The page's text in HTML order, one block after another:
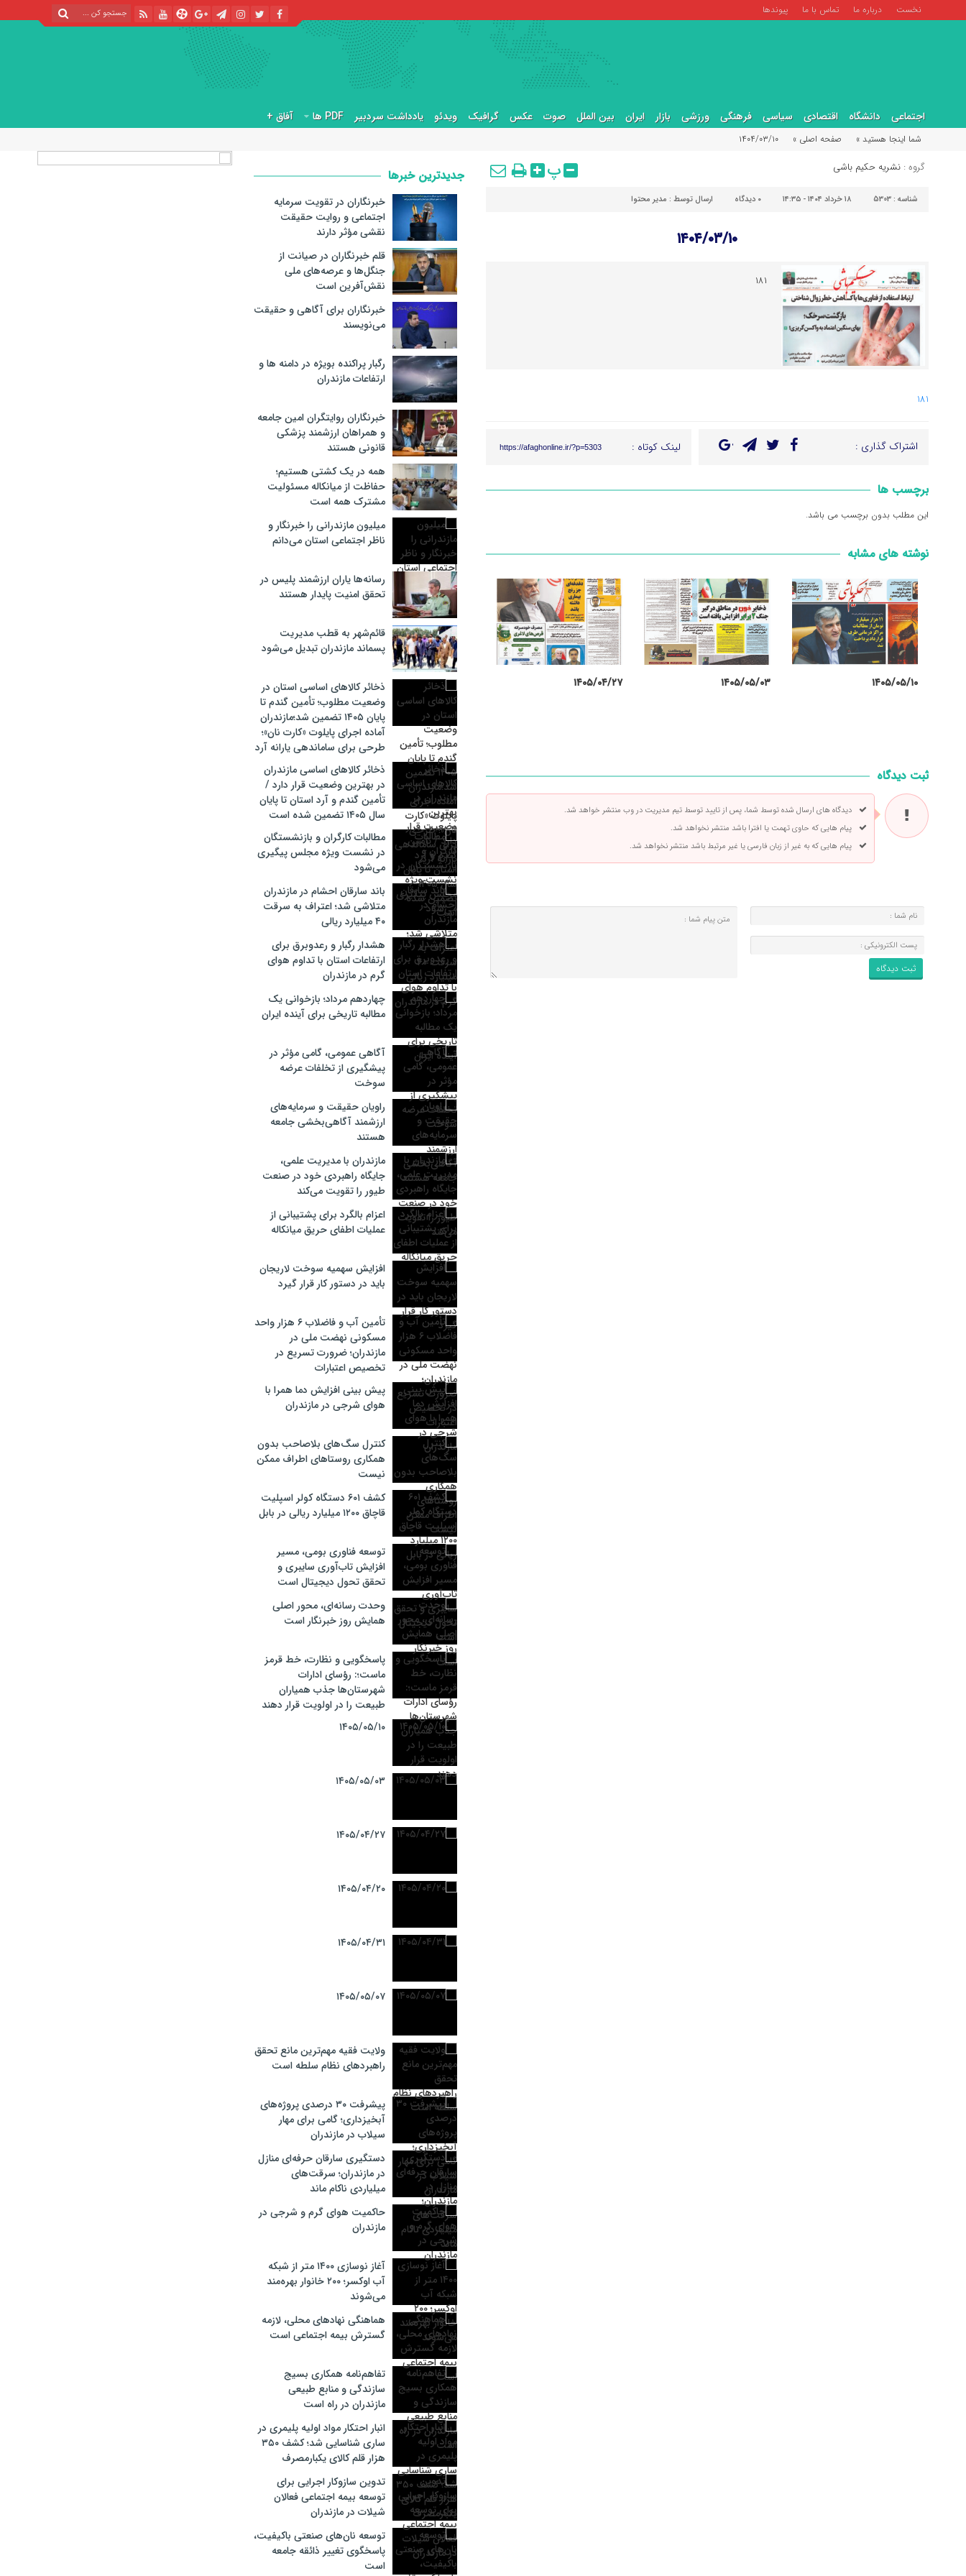
نخست درباره ما تماس با ما پیوندها
اجتماعی دانشگاه اقتصادی سیاسی فرهنگی ورزشی بازار ایران بین الملل صوت عکس گرافیک ویدئو یادداشت سردبیر PDF ها آفاق +
شما اینجا هستید » صفحه اصلی » ۱۴۰۴/۰۳/۱۰
گروه : نشریه حکیم باشی پ
شناسه : 5303 ۱۸ خرداد ۱۴۰۴ - ۱۴:۳۵ ۰ دیدگاه ارسال توسط : مدیر محتوا
۱۴۰۴/۰۳/۱۰
۱۸۱
181
اشتراک گذاری : لینک کوتاه : https://afaghonline.ir/?p=5303
برچسب ها
این مطلب بدون برچسب می باشد.
نوشته های مشابه
۱۴۰۵/۰۵/۱۰ ۱۴۰۵/۰۵/۰۳ ۱۴۰۵/۰۴/۲۷
ثبت دیدگاه
دیدگاه های ارسال شده توسط شما، پس از تایید توسط تیم مدیریت در وب منتشر خواهد شد.
پیام هایی که حاوی تهمت یا افترا باشد منتشر نخواهد شد.
پیام هایی که به غیر از زبان فارسی یا غیر مرتبط باشد منتشر نخواهد شد.
جدیدترین خبرها
خبرنگاران در تقویت سرمایه
اجتماعی و روایت حقیقت
نقشی مؤثر دارند
قلم خبرنگاران در صیانت از
جنگل‌ها و عرصه‌های ملی
نقش‌آفرین است
خبرنگاران برای آگاهی و حقیقت
می‌نویسند
رگبار پراکنده بویژه در دامنه ها و
ارتفاعات مازندران
خبرنگاران روایتگران امین جامعه
و همراهان ارزشمند پزشکی
قانونی هستند
همه در یک کشتی هستیم؛
حفاظت از میانکاله مسئولیت
مشترک همه است
میلیون مازندرانی را خبرنگار و
ناظر اجتماعی استان می‌دانم
رسانه‌ها یاران ارزشمند پلیس در
تحقق امنیت پایدار هستند
قائم‌شهر به قطب مدیریت
پسماند مازندران تبدیل می‌شود
ذخائر کالاهای اساسی استان در
وضعیت مطلوب؛ تأمین گندم تا
پایان ۱۴۰۵ تضمین شد؛مازندران
آماده اجرای پایلوت «کارت نان»؛
طرحی برای ساماندهی یارانه آرد
ذخائر کالاهای اساسی مازندران
در بهترین وضعیت قرار دارد /
تأمین گندم و آرد استان تا پایان
سال ۱۴۰۵ تضمین شده است
مطالبات کارگران و بازنشستگان
در نشست ویژه مجلس پیگیری
می‌شود
باند سارقان احشام در مازندران
متلاشی شد؛ اعتراف به سرقت
۴۰ میلیارد ریالی
هشدار رگبار و رعدوبرق برای
ارتفاعات استان با تداوم هوای
گرم در مازندران
چهاردهم مرداد؛ بازخوانی یک
مطالبه تاریخی برای آینده ایران
آگاهی عمومی، گامی مؤثر در
پیشگیری از تخلفات عرضه
سوخت
راویان حقیقت و سرمایه‌های
ارزشمند آگاهی‌بخشی جامعه
هستند
مازندران با مدیریت علمی،
جایگاه راهبردی خود در صنعت
طیور را تقویت می‌کند
اعزام بالگرد برای پشتیبانی از
عملیات اطفای حریق میانکاله
افزایش سهمیه سوخت لاریجان
باید در دستور کار قرار گیرد
تأمین آب و فاضلاب ۶ هزار واحد
مسکونی نهضت ملی در
مازندران؛ ضرورت تسریع در
تخصیص اعتبارات
پیش بینی افزایش دما همرا با
هوای شرجی در مازندران
کنترل سگ‌های بلاصاحب بدون
همکاری روستاهای اطراف ممکن
نیست
کشف ۶۰۱ دستگاه کولر اسپلیت
قاچاق ۱۲۰۰ میلیارد ریالی در بابل
توسعه فناوری بومی، مسیر
افزایش تاب‌آوری سایبری و
تحقق تحول دیجیتال است
وحدت رسانه‌ای، محور اصلی
همایش روز خبرنگار است
پاسخگویی و نظارت، خط قرمز
ماست؛: رؤسای ادارات
شهرستان‌ها جذب همیاران
طبیعت را در اولویت قرار دهند
۱۴۰۵/۰۵/۱۰
۱۴۰۵/۰۵/۰۳
۱۴۰۵/۰۴/۲۷
۱۴۰۵/۰۴/۲۰
۱۴۰۵/۰۴/۳۱
۱۴۰۵/۰۵/۰۷
ولایت فقیه مهم‌ترین مانع تحقق
راهبردهای نظام سلطه است
پیشرفت ۳۰ درصدی پروژه‌های
آبخیزداری؛ گامی برای مهار
سیلاب در مازندران
دستگیری سارقان حرفه‌ای منازل
در مازندران؛ سرقت‌های
میلیاردی ناکام ماند
حاکمیت هوای گرم و شرجی در
مازندران
آغاز نوسازی ۱۴۰۰ متر از شبکه
آب اوکسر؛ ۲۰۰ خانوار بهره‌مند
می‌شوند
هماهنگی نهادهای محلی، لازمه
گسترش بیمه اجتماعی است
تفاهم‌نامه همکاری بسیج
سازندگی و منابع طبیعی
مازندران در راه است
انبار احتکار مواد اولیه پلیمری در
ساری شناسایی شد؛ کشف ۳۵۰
هزار قلم کالای یکبارمصرف
تدوین سازوکار اجرایی برای
توسعه بیمه اجتماعی فعالان
شیلات در مازندران
توسعه نان‌های صنعتی باکیفیت،
پاسخگوی تغییر ذائقه جامعه
است